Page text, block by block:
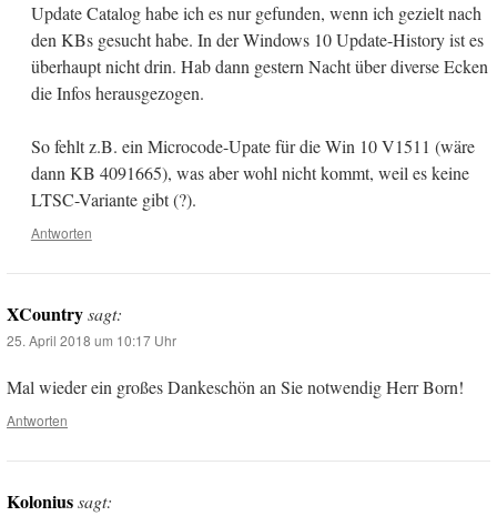
Update Catalog habe ich es nur gefunden, wenn ich gezielt nach
den KBs gesucht habe. In der Windows 10 Update-History ist es
überhaupt nicht drin. Hab dann gestern Nacht über diverse Ecken
die Infos herausgezogen.
So fehlt z.B. ein Microcode-Upate für die Win 10 V1511 (wäre
dann KB 4091665), was aber wohl nicht kommt, weil es keine
LTSC-Variante gibt (?).
Antworten
XCountrysagt:
25. April 2018 um 10:17 Uhr
Mal wieder ein großes Dankeschön an Sie notwendig Herr Born!
Antworten
Koloniussagt: